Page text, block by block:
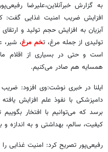
به گزارش خبرآنلاین،علیرضا
افزایش ضریب امنیت غذایی گفت:
آبزیان به افزایش حجم تولید و
تولیدی از جمله مرغ، تخم مرغ، شیر،
است و حتی در بسیاری از اقلام
همسایه هم صادر می‌کنیم.
ایلنا در خبری نوشت:وی افزود:
دامپزشکی با نفوذ علم افزایش
برسد که می‌توانیم با افتخار
کیفیت، سالم، بهداشتی و به اندازه و
رفیعی‌پور تصریح کرد: امنیت غذایی